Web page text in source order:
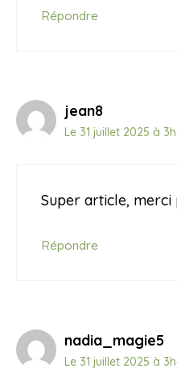
Répondre
jean8
Le 31 juillet 2025 à
Super article, merci
Répondre
nadia_magie5
Le 31 juillet 2025 à